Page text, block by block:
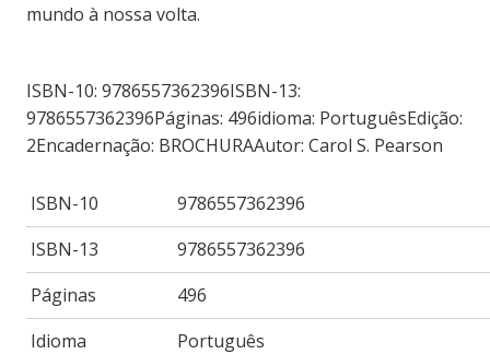
mundo à nossa volta.
ISBN-10: 9786557362396ISBN-13:
9786557362396Páginas: 496idioma: PortuguêsEdição:
2Encadernação: BROCHURAAutor: Carol S. Pearson
ISBN-10
9786557362396
ISBN-13
9786557362396
Páginas
496
Idioma
Português